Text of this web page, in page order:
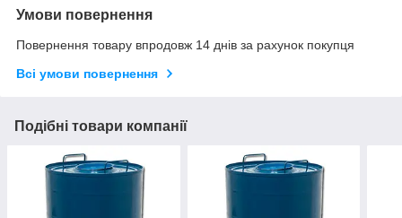
Умови повернення
Повернення товару впродовж 14 днів за рахунок покупця
Всі умови повернення
Подібні товари компанії